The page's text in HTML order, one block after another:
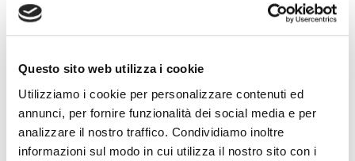
Questo sito web utilizza i cookie
Utilizziamo i cookie per personalizzare contenuti ed
annunci, per fornire funzionalità dei social media e per
analizzare il nostro traffico. Condividiamo inoltre
informazioni sul modo in cui utilizza il nostro sito con i
servendo il
visitatore.
Questo è
no